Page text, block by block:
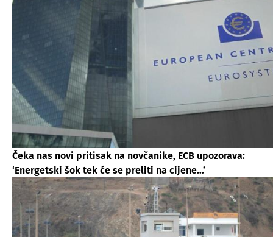
Čeka nas novi pritisak na novčanike, ECB upozorava:
‘Energetski šok tek će se preliti na cijene…’